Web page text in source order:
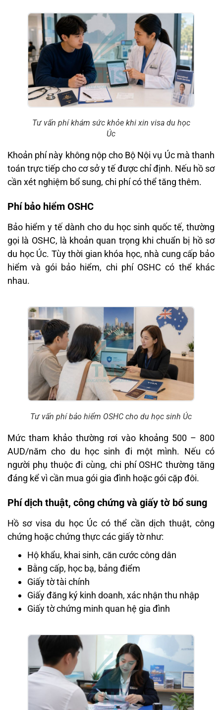
Tư vấn phí khám sức khỏe khi xin visa du học
Úc
Khoản phí này không nộp cho Bộ Nội vụ Úc mà thanh
toán trực tiếp cho cơ sở y tế được chỉ định. Nếu hồ sơ
cần xét nghiệm bổ sung, chi phí có thể tăng thêm.
Phí bảo hiểm OSHC
Bảo hiểm y tế dành cho du học sinh quốc tế, thường
gọi là OSHC, là khoản quan trọng khi chuẩn bị hồ sơ
du học Úc. Tùy thời gian khóa học, nhà cung cấp bảo
hiểm và gói bảo hiểm, chi phí OSHC có thể khác
nhau.
Tư vấn phí bảo hiểm OSHC cho du học sinh Úc
Mức tham khảo thường rơi vào khoảng 500 – 800
AUD/năm cho du học sinh đi một mình. Nếu có
người phụ thuộc đi cùng, chi phí OSHC thường tăng
đáng kể vì cần mua gói gia đình hoặc gói cặp đôi.
Phí dịch thuật, công chứng và giấy tờ bổ sung
Hồ sơ visa du học Úc có thể cần dịch thuật, công
chứng hoặc chứng thực các giấy tờ như:
Hộ khẩu, khai sinh, căn cước công dân
Bằng cấp, học bạ, bảng điểm
Giấy tờ tài chính
Giấy đăng ký kinh doanh, xác nhận thu nhập
Giấy tờ chứng minh quan hệ gia đình